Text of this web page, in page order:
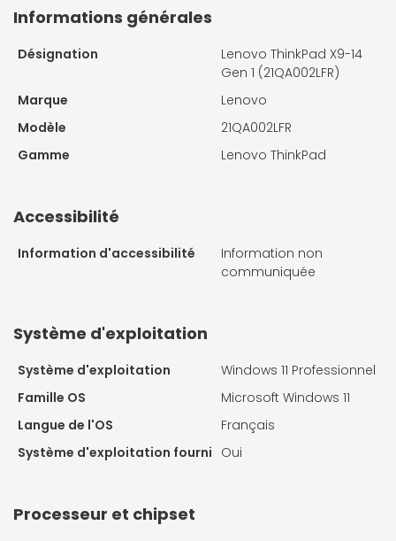
Informations générales
Désignation
Lenovo ThinkPad X9-14
Gen 1 (21QA002LFR)
Marque
Lenovo
Modèle
21QA002LFR
Gamme
Lenovo ThinkPad
Accessibilité
Information d'accessibilité
Information non
communiquée
Système d'exploitation
Système d'exploitation
Windows 11 Professionnel
Famille OS
Microsoft Windows 11
Langue de l'OS
Français
Système d'exploitation fourni Oui
Processeur et chipset